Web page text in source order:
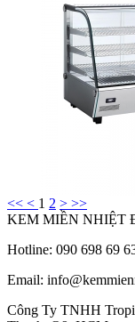
<< < 1 2 > >>
KEM MIỀN NHIỆT
Hotline: 090 698 69
Email:
Công Ty TNHH